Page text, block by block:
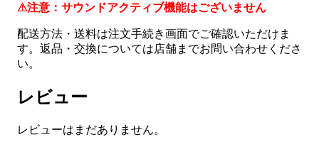
⚠注意：サウンドアクティブ機能はございません
配送方法・送料は注文手続き画面でご確認いただけま
す。返品・交換については店舗までお問い合わせくださ
い。
レビュー
レビューはまだありません。